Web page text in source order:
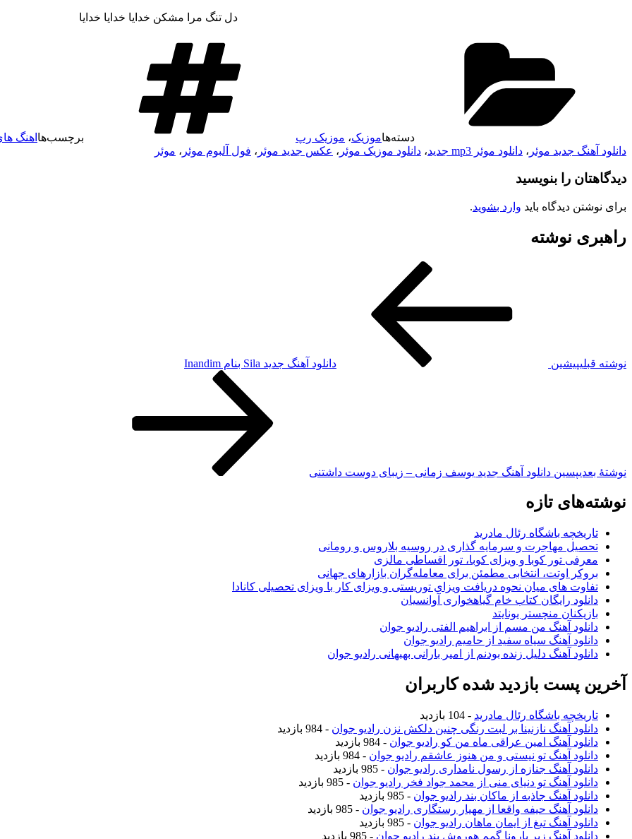
دل تنگ مرا مشکن خدایا خدایا خدایا
دسته‌هاموزیک، موزیک رپ برچسب‌ها اهنگ
دانلود آهنگ جدید موئر ، دانلود موئر mp3 جدید ، دانلود موزیک موئر ، عکس جدید موئر ، فول آلبوم موئر ، موئر
دیدگاهتان را بنویسید
برای نوشتن دیدگاه باید وارد بشوید.
راهبری نوشته
نوشته قبلیپیشین دانلود آهنگ جدید Sila بنام Inandim
نوشته‌ٔ بعدیپسین دانلود آهنگ جدید یوسف زمانی – زیبای دوست داشتنی
نوشته‌های تازه
تاریخچه باشگاه رئال مادرید
تحصیل مهاجرت و سرمایه گذاری در روسیه بلاروس و رومانی
معرفی تور کوبا و ویزای کوبا، تور اقساطی مالزی
بروکر اوتت، انتخابی مطمئن برای معامله‌گران بازارهای جهانی
تفاوت های میان نحوه دریافت ویزای توریستی و ویزای کار با ویزای تحصیلی کانادا
دانلود رایگان کتاب خام گیاهخواری آوانسیان
بازیکنان منچستر یونایتد
دانلود آهنگ من مسم از ابراهیم الفتی رادیو جوان
دانلود آهنگ سیاه سفید از حامیم رادیو جوان
دانلود آهنگ دلیل زنده بودنم از امیر بارانی بهبهانی رادیو جوان
آخرین پست بازدید شده کاربران
تاریخچه باشگاه رئال مادرید - 104 بازدید
دانلود آهنگ نازنینا بر لبت رنگی چنین دلکش نزن رادیو جوان - 984 بازدید
دانلود آهنگ امین عراقی ماه من کو رادیو جوان - 984 بازدید
دانلود آهنگ تو نیستی و من هنوز عاشقم رادیو جوان - 984 بازدید
دانلود آهنگ جنازه از رسول نامداری رادیو جوان - 985 بازدید
دانلود آهنگ تو دنیای منی از محمد جواد فخر رادیو جوان - 985 بازدید
دانلود آهنگ جاذبه از ماکان بند رادیو جوان - 985 بازدید
دانلود آهنگ حیفه واقعا از مهیار رستگاری رادیو جوان - 985 بازدید
دانلود آهنگ تیغ از ایمان ماهان رادیو جوان - 985 بازدید
دانلود آهنگ زیر بارونا گمم هوروش بند رادیو جوان - 985 بازدید